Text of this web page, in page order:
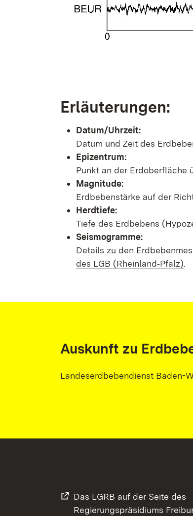
Erläuterungen:
Datum/Uhrzeit:
Datum und Zeit des
Epizentrum:
Punkt an der Erdoberfläche
Magnitude:
Erdbebenstärke auf der
Herdtiefe:
Tiefe des Erdbebens
Seismogramme:
Details zu den
des LGB (Rheinland‑Pfalz).
Auskunft zu
Landeserdbebendienst Baden-
Das LGRB auf der Seite des
Regierungspräsidiums